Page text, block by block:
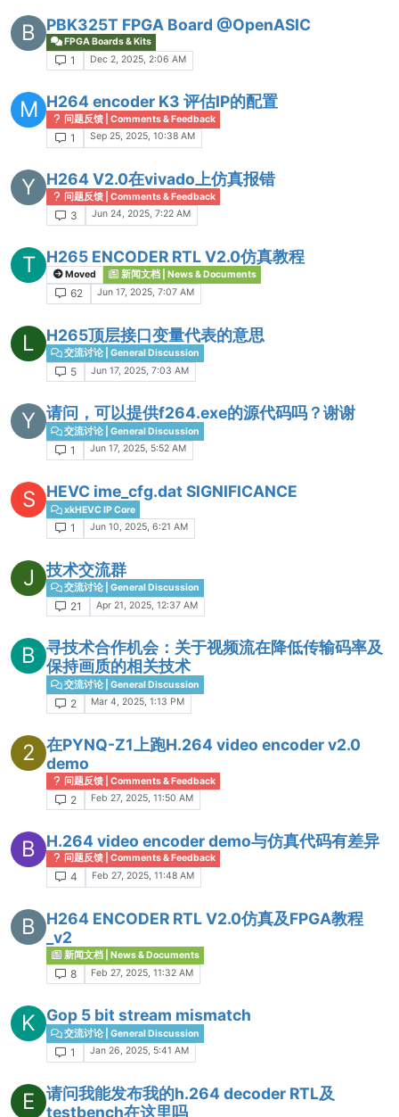
B PBK325T FPGA Board @OpenASIC
FPGA Boards & Kits
1 Dec 2, 2025, 2:06 AM
M H264 encoder K3 评估IP的配置
问题反馈 | Comments & Feedback
1 Sep 25, 2025, 10:38 AM
Y H264 V2.0在vivado上仿真报错
问题反馈 | Comments & Feedback
3 Jun 24, 2025, 7:22 AM
T H265 ENCODER RTL V2.0仿真教程
Moved 新闻文档 | News & Documents
62 Jun 17, 2025, 7:07 AM
L H265顶层接口变量代表的意思
交流讨论 | General Discussion
5 Jun 17, 2025, 7:03 AM
Y 请问，可以提供f264.exe的源代码吗？谢谢
交流讨论 | General Discussion
1 Jun 17, 2025, 5:52 AM
S HEVC ime_cfg.dat SIGNIFICANCE
xkHEVC IP Core
1 Jun 10, 2025, 6:21 AM
J 技术交流群
交流讨论 | General Discussion
21 Apr 21, 2025, 12:37 AM
B
寻技术合作机会：关于视频流在降低传输码率及
保持画质的相关技术
交流讨论 | General Discussion
2 Mar 4, 2025, 1:13 PM
2
在PYNQ-Z1上跑H.264 video encoder v2.0
demo
问题反馈 | Comments & Feedback
2 Feb 27, 2025, 11:50 AM
B H.264 video encoder demo与仿真代码有差异
问题反馈 | Comments & Feedback
4 Feb 27, 2025, 11:48 AM
B
H264 ENCODER RTL V2.0仿真及FPGA教程
_v2
新闻文档 | News & Documents
8 Feb 27, 2025, 11:32 AM
K Gop 5 bit stream mismatch
交流讨论 | General Discussion
1 Jan 26, 2025, 5:41 AM
E
请问我能发布我的h.264 decoder RTL及
testbench在这里吗